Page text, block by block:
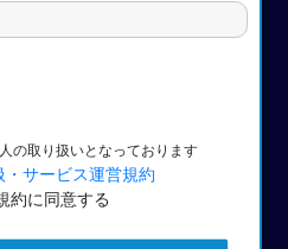
の取り扱いとなっております
サービス運営規約
約に同意する